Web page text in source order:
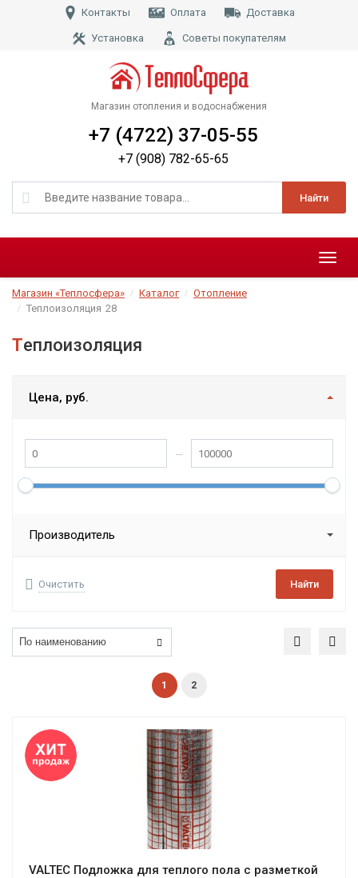
Контакты Оплата Доставка
Установка Советы покупателям
Магазин отопления и водоснабжения
Найти
+7 (4722) 37-05-55
+7 (908) 782-65-65
Меню
Магазин «Теплосфера» Каталог
Отопление
Теплоизоляция 28
Теплоизоляция
Цена, руб.
Производитель
Очистить Найти
1 2
VALTEC Подложка для теплого пола с разметкой